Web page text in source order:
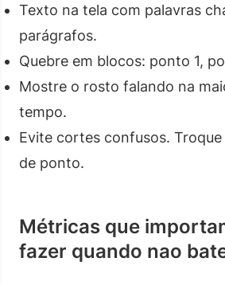
Texto na tela com palavras
parágrafos.
Quebre em blocos: ponto 1,
Mostre o rosto falando na
tempo.
Evite cortes confusos.
de ponto.
Métricas que
fazer quando nao